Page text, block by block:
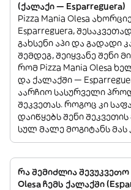
(ქალაქი — Esparreguera)
Pizza Mania Olesa
Esparreguera,
გახსენი აპი და გადადი
შემდეგ, შეიყვანე შენი
რომ Pizza Mania Olesa
და ქალაქში —
აარჩიო სასურველი
შეკვეთას. როგოც კი
დაიწყებს შენი
სულ მალე მოგიტანს მას
რა შემიძლია შევუკვეთო
Olesa ჩემს ქალაქში